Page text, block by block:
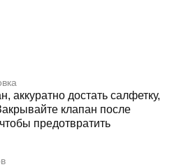
аккуратно достать салфетку,
клапан после
предотвратить